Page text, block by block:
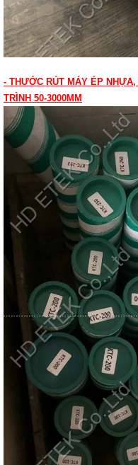
- THƯỚC RÚT MÁY ÉP
TRÌNH 50-3000MM